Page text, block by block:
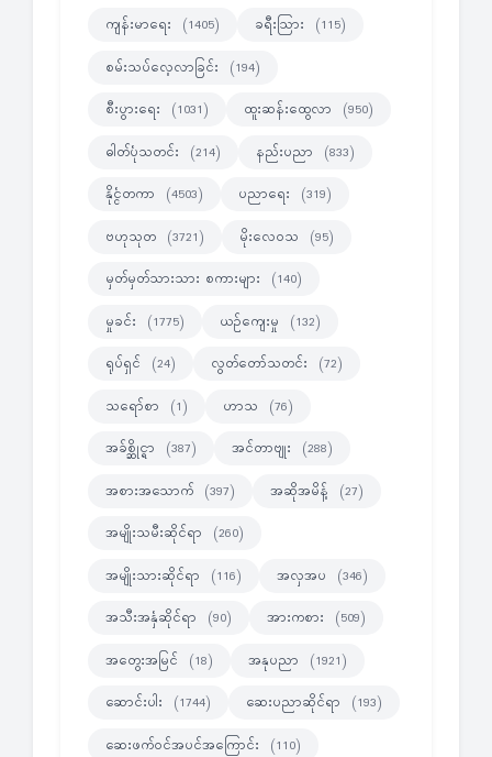
ကျန်းမာရေး (1405) ခရီးသြား (115)
စမ်းသပ်လေ့လာခြင်း (194)
စီးပွားရေး (1031) ထူးဆန်းထွေလာ (950)
ဓါတ်ပုံသတင်း (214) နည်းပညာ (833)
နိုင္ငံတကာ (4503) ပညာရေး (319)
ဗဟုသုတ (3721) မိုးလေဝသ (95)
မှတ်မှတ်သားသား စကားများ (140)
မှုခင်း (1775) ယဉ်ကျေးမှု (132)
ရုပ်ရှင် (24) လွတ်တော်သတင်း (72)
သရော်စာ (1) ဟာသ (76)
အခ်စ္ဆိုင္ရာ (387) အင်တာဗျုး (288)
အစားအသောက် (397) အဆိုအမိန့် (27)
အမျိုးသမီးဆိုင်ရာ (260)
အမျိုးသားဆိုင်ရာ (116) အလှအပ (346)
အသီးအနှံဆိုင်ရာ (90) အားကစား (509)
အတွေးအမြင် (18) အနုပညာ (1921)
ဆောင်းပါး (1744) ဆေးပညာဆိုင်ရာ (193)
ဆေးဖက်ဝင်အပင်အကြောင်း (110)